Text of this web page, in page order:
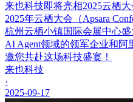
来也科技即将亮相2025云栖
2025年云栖大会（Apsara
杭州云栖小镇国际会展中心
AI Agent领域的领军企业和
邀您共赴这场科技盛宴！
来也科技
·
2025-09-17